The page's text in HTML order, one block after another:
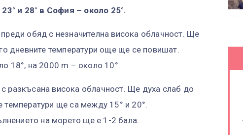
и 28° в София – около 25°.
обяд с незначителна висока облачност. Ще
дневните температури още ще се повишат.
18°, на 2000 m – около 10°.
висока облачност. Ще духа слаб до
ще са между 15° и 20°.
на морето ще е 1-2 бала.